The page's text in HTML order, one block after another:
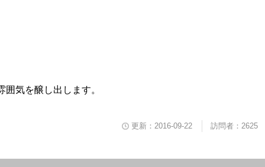
気を醸し出します。
更新：2016-09-22 訪問者：2625